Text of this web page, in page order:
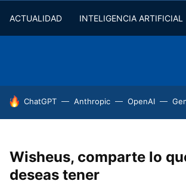
ACTUALIDAD INTELIGENCIA ARTIFICIAL
HOY SE HABLA DE
ChatGPT Anthropic OpenAI
Wisheus, comparte lo
deseas tener